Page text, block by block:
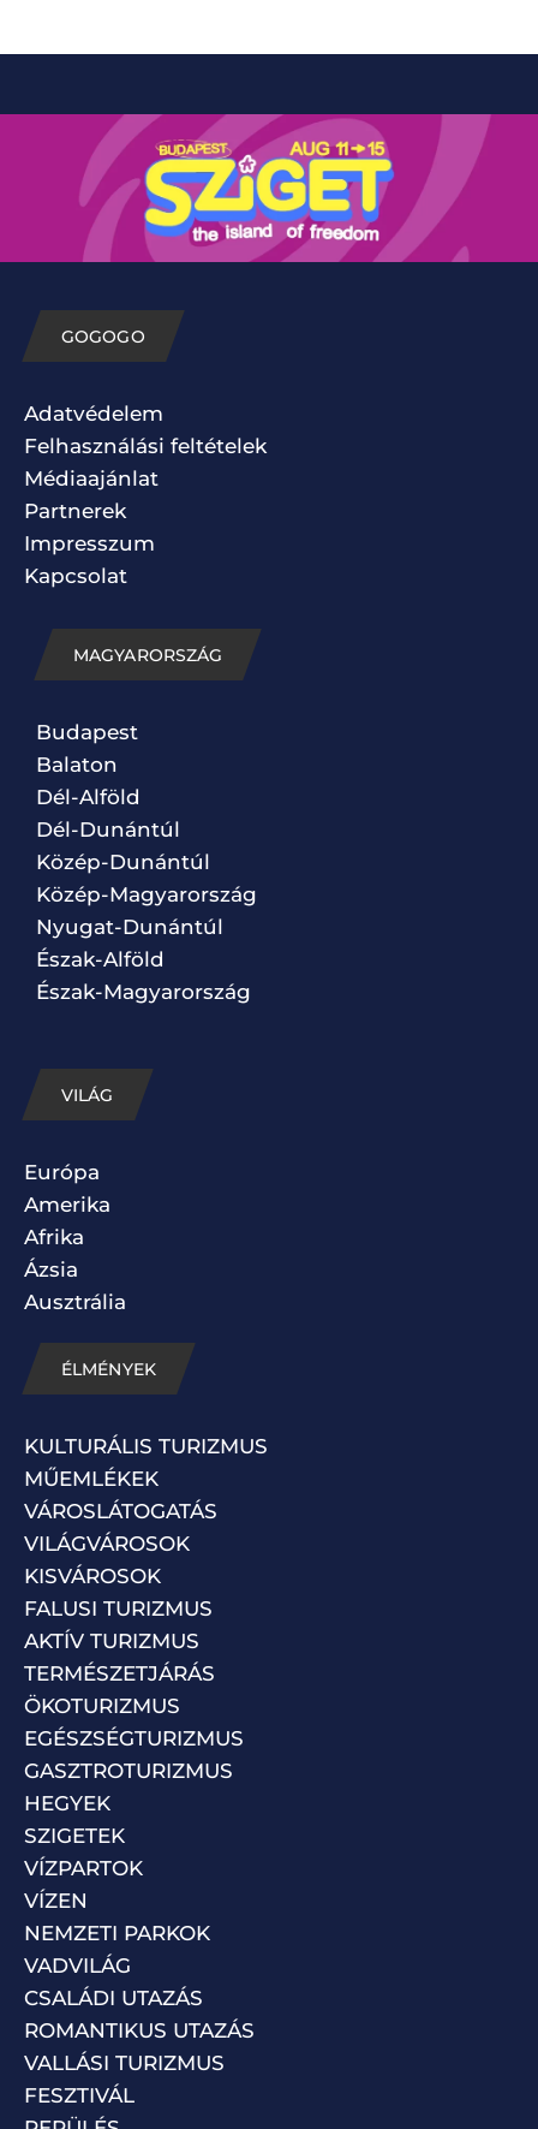
GOGOGO
Adatvédelem
Felhasználási feltételek
Médiaajánlat
Partnerek
Impresszum
Kapcsolat
MAGYARORSZÁG
Budapest
Balaton
Dél-Alföld
Dél-Dunántúl
Közép-Dunántúl
Közép-Magyarország
Nyugat-Dunántúl
Észak-Alföld
Észak-Magyarország
VILÁG
Európa
Amerika
Afrika
Ázsia
Ausztrália
ÉLMÉNYEK
KULTURÁLIS TURIZMUS
MŰEMLÉKEK
VÁROSLÁTOGATÁS
VILÁGVÁROSOK
KISVÁROSOK
FALUSI TURIZMUS
AKTÍV TURIZMUS
TERMÉSZETJÁRÁS
ÖKOTURIZMUS
EGÉSZSÉGTURIZMUS
GASZTROTURIZMUS
HEGYEK
SZIGETEK
VÍZPARTOK
VÍZEN
NEMZETI PARKOK
VADVILÁG
CSALÁDI UTAZÁS
ROMANTIKUS UTAZÁS
VALLÁSI TURIZMUS
FESZTIVÁL